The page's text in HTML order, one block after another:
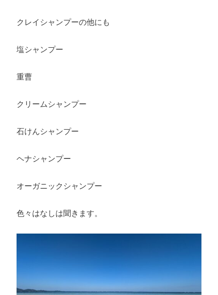
クレイシャンプーの他にも
塩シャンプー
重曹
クリームシャンプー
石けんシャンプー
ヘナシャンプー
オーガニックシャンプー
色々はなしは聞きます。